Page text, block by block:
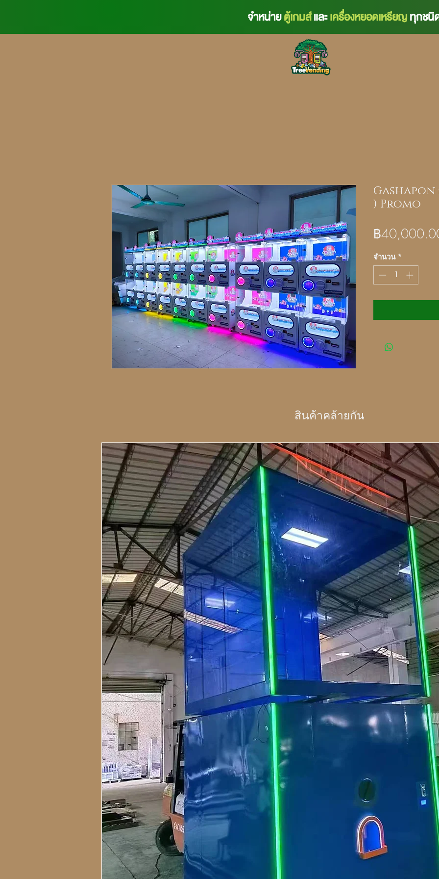
จำหน่ายตู้เกมส์และเครื่องหยอดเหรียญทุกชนิ
Gashapon
) Promo
฿
จำนวน *
สินค้าคล้ายกัน